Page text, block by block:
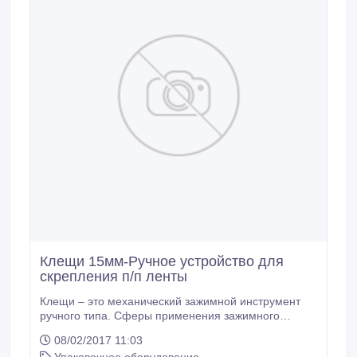
Клещи 15мм-Ручное устройство для
скрепления п/п ленты
Клещи – это механический зажимной инструмент
ручного типа. Сферы применения зажимного
промышленность. Также клещи необходимы при
08/02/2017 11:03